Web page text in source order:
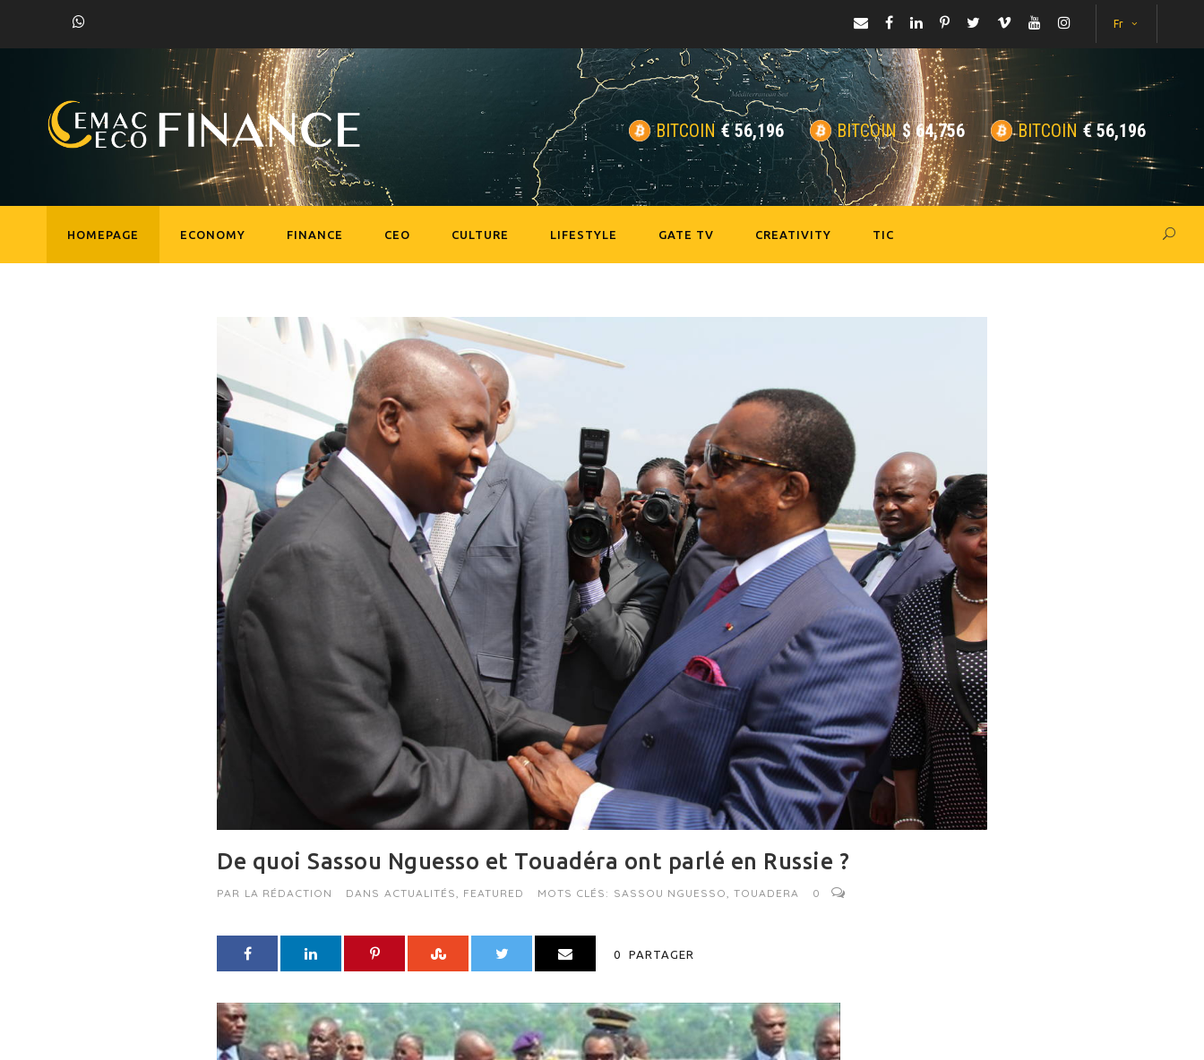
Fr
BITCOIN €56,196 BITCOIN $64,756 BITCOIN €56,196
HOMEPAGE ECONOMY FINANCE CEO CULTURE LIFESTYLE GATE TV CREATIVITY TIC
De quoi Sassou Nguesso et Touadéra ont parlé en Russie ?
PAR LA RÉDACTION DANS ACTUALITÉS, FEATURED MOTS CLÉS: SASSOU NGUESSO, TOUADERA 0
0 PARTAGER